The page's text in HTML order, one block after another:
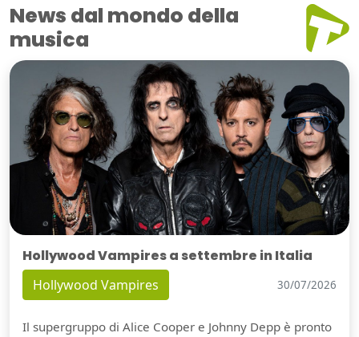
News dal mondo della
musica
Hollywood Vampires a settembre in Italia
Hollywood Vampires 30/07/2026
Il supergruppo di Alice Cooper e Johnny Depp è pronto